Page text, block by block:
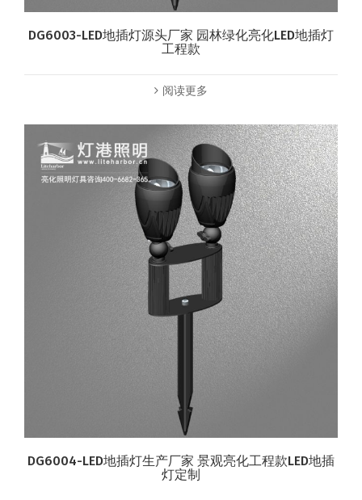
DG6003-LED地插灯源头厂家 园林绿化亮化LED地插灯
工程款
阅读更多
DG6004-LED地插灯生产厂家 景观亮化工程款LED地插
灯定制